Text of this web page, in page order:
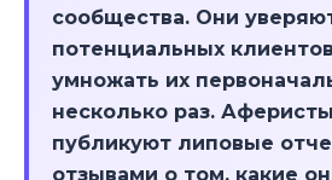
сообщества. Они
потенциальных
умножать их
несколько раз.
публикуют липовые
отзывами о том, какие